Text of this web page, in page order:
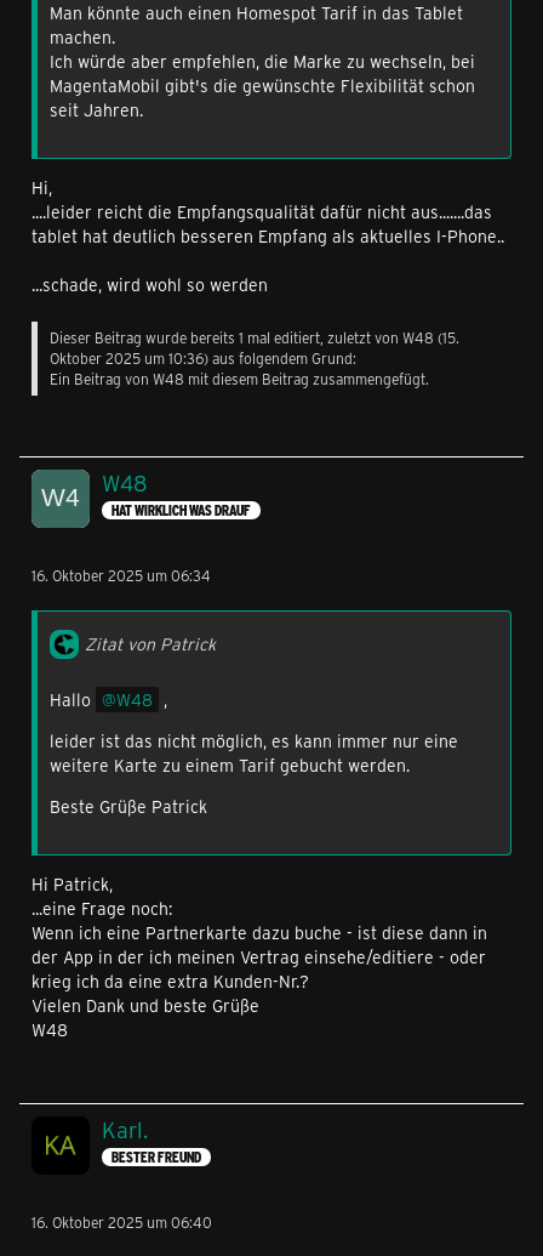
Man könnte auch einen Homespot Tarif in das Tablet
machen.
Ich würde aber empfehlen, die Marke zu wechseln, bei
MagentaMobil gibt's die gewünschte Flexibilität schon
seit Jahren.
Hi,
....leider reicht die Empfangsqualität dafür nicht aus.......das
tablet hat deutlich besseren Empfang als aktuelles I-Phone..
...schade, wird wohl so werden
Dieser Beitrag wurde bereits 1 mal editiert, zuletzt von W48 (15.
Oktober 2025 um 10:36) aus folgendem Grund:
Ein Beitrag von W48 mit diesem Beitrag zusammengefügt.
W48
HAT WIRKLICH WAS DRAUF
16. Oktober 2025 um 06:34
Zitat von Patrick
Hallo W48 ,
leider ist das nicht möglich, es kann immer nur eine
weitere Karte zu einem Tarif gebucht werden.
Beste Grüße Patrick
Hi Patrick,
...eine Frage noch:
Wenn ich eine Partnerkarte dazu buche - ist diese dann in
der App in der ich meinen Vertrag einsehe/editiere - oder
krieg ich da eine extra Kunden-Nr.?
Vielen Dank und beste Grüße
W48
Karl.
BESTER FREUND
16. Oktober 2025 um 06:40